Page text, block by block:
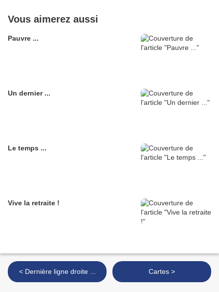
Vous aimerez aussi
Pauvre ...
Un dernier ...
Le temps ...
Vive la retraite !
< Dernière ligne droite ... Cartes >